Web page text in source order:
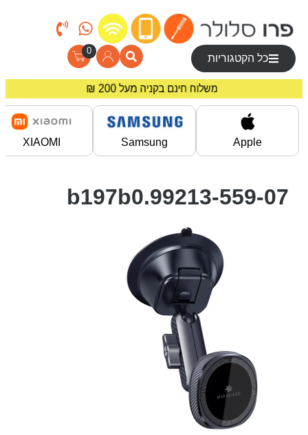
כל הקטגוריות
0
משלוח חינם בקניה מעל 200 ₪
מחירים מיוחדים לרוכשים באתר!
Apple
Samsung
XIAOMI
99213-559-07.b197b0